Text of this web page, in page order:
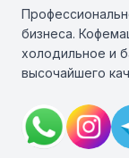
бизнеса.
холодильное и
высочайшего